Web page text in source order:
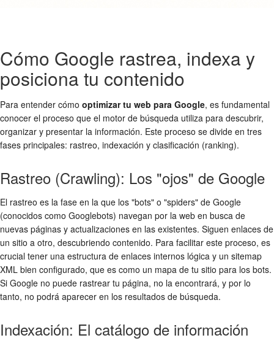
Cómo Google rastrea, indexa y
posiciona tu contenido
Para entender cómo optimizar tu web para Google, es fundamental
conocer el proceso que el motor de búsqueda utiliza para descubrir,
organizar y presentar la información. Este proceso se divide en tres
fases principales: rastreo, indexación y clasificación (ranking).
Rastreo (Crawling): Los "ojos" de Google
El rastreo es la fase en la que los "bots" o "spiders" de Google
(conocidos como Googlebots) navegan por la web en busca de
nuevas páginas y actualizaciones en las existentes. Siguen enlaces de
un sitio a otro, descubriendo contenido. Para facilitar este proceso, es
crucial tener una estructura de enlaces internos lógica y un sitemap
XML bien configurado, que es como un mapa de tu sitio para los bots.
Si Google no puede rastrear tu página, no la encontrará, y por lo
tanto, no podrá aparecer en los resultados de búsqueda.
Indexación: El catálogo de información